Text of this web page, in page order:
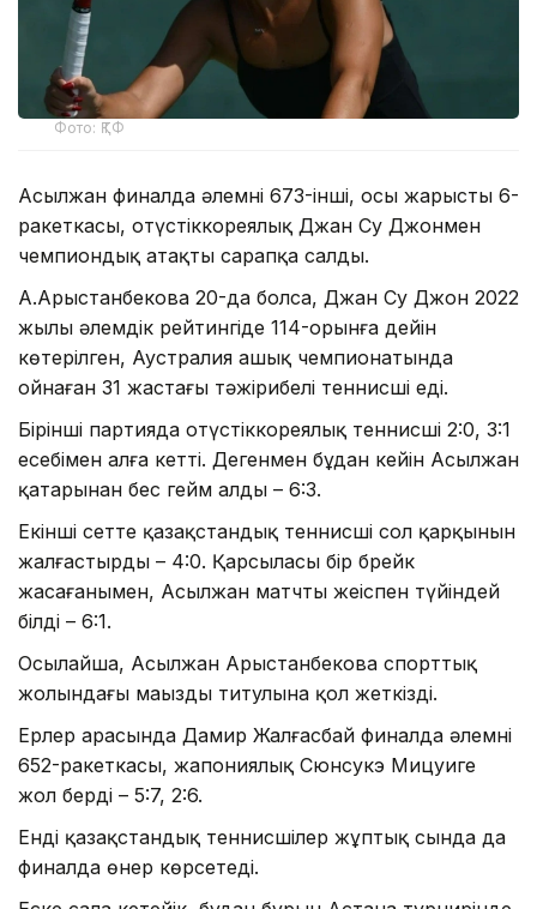
Фото: ҚТФ
Асылжан финалда әлемнің 673-інші, осы жарыстың 6-
ракеткасы, оңтүстіккореялық Джан Су Джонмен
чемпиондық атақты сарапқа салды.
А.Арыстанбекова 20-да болса, Джан Су Джон 2022
жылы әлемдік рейтингіде 114-орынға дейін
көтерілген, Аустралия ашық чемпионатында
ойнаған 31 жастағы тәжірибелі теннисші еді.
Бірінші партияда оңтүстіккореялық теннисші 2:0, 3:1
есебімен алға кетті. Дегенмен бұдан кейін Асылжан
қатарынан бес гейм алды – 6:3.
Екінші сетте қазақстандық теннисші сол қарқынын
жалғастырды – 4:0. Қарсыласы бір брейк
жасағанымен, Асылжан матчты жеңіспен түйіндей
білді – 6:1.
Осылайша, Асылжан Арыстанбекова спорттық
жолындағы маңызды титулына қол жеткізді.
Ерлер арасында Дамир Жалғасбай финалда әлемнің
652-ракеткасы, жапониялық Сюнсукэ Мицуиге
жол берді – 5:7, 2:6.
Енді қазақстандық теннисшілер жұптық сында да
финалда өнер көрсетеді.